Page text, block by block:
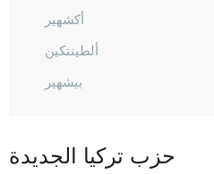
أكشهير
ألطينتكين
بيشهير
شلتيك
حزب تركيا الجديدة